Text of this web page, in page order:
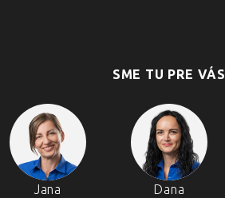
SME TU PRE VÁS
Jana Dana